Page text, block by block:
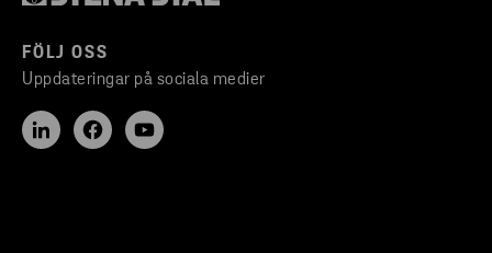
FÖLJ OSS
Uppdateringar på sociala medier